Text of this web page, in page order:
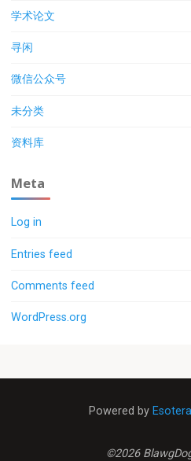
学术论文
寻闲
微信公众号
未分类
资料库
Meta
Log in
Entries feed
Comments feed
WordPress.org
Powered by Esotera
©2026